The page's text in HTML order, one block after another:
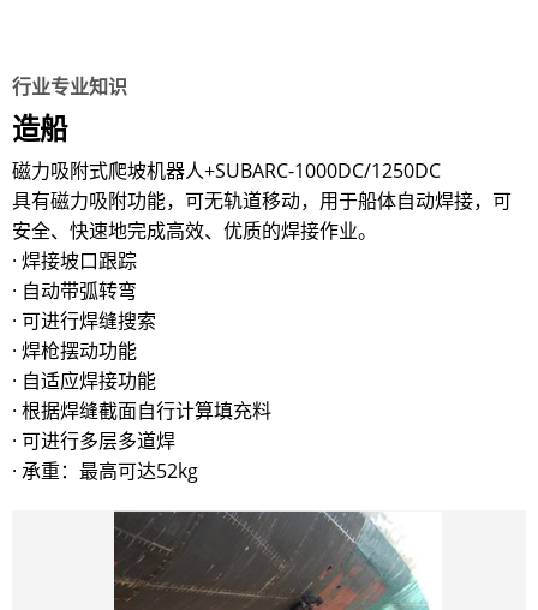
行业专业知识
造船
磁力吸附式爬坡机器人+SUBARC-1000DC/1250DC
具有磁力吸附功能，可无轨道移动，用于船体自动焊接，可
安全、快速地完成高效、优质的焊接作业。
· 焊接坡口跟踪
· 自动带弧转弯
· 可进行焊缝搜索
· 焊枪摆动功能
· 自适应焊接功能
· 根据焊缝截面自行计算填充料
· 可进行多层多道焊
· 承重：最高可达52kg